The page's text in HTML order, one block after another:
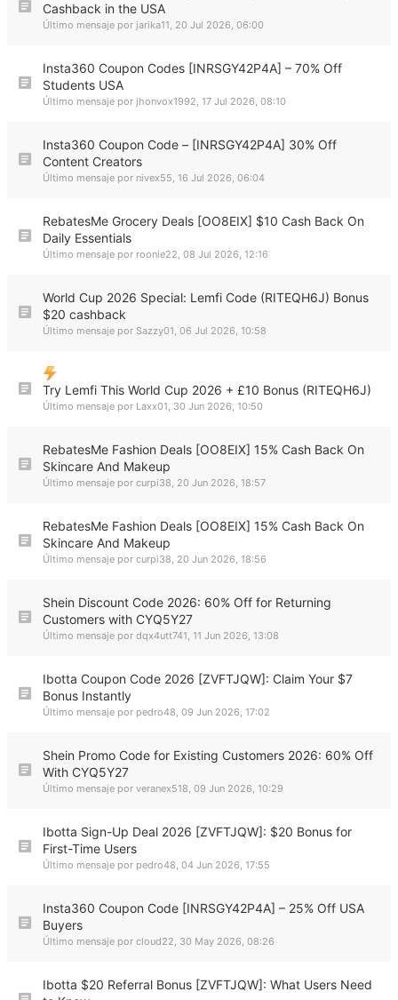
Cashback in the USA
Último mensaje por jarika11, 20 Jul 2026, 06:00
Insta360 Coupon Codes [INRSGY42P4A] – 70% Off
Students USA
Último mensaje por jhonvox1992, 17 Jul 2026, 08:10
Insta360 Coupon Code – [INRSGY42P4A] 30% Off
Content Creators
Último mensaje por nivex55, 16 Jul 2026, 06:04
RebatesMe Grocery Deals [OO8EIX] $10 Cash Back On
Daily Essentials
Último mensaje por roonie22, 08 Jul 2026, 12:16
World Cup 2026 Special: Lemfi Code (RITEQH6J) Bonus
$20 cashback
Último mensaje por Sazzy01, 06 Jul 2026, 10:58
Try Lemfi This World Cup 2026 + £10 Bonus (RITEQH6J)
Último mensaje por Laxx01, 30 Jun 2026, 10:50
RebatesMe Fashion Deals [OO8EIX] 15% Cash Back On
Skincare And Makeup
Último mensaje por curpi38, 20 Jun 2026, 18:57
RebatesMe Fashion Deals [OO8EIX] 15% Cash Back On
Skincare And Makeup
Último mensaje por curpi38, 20 Jun 2026, 18:56
Shein Discount Code 2026: 60% Off for Returning
Customers with CYQ5Y27
Último mensaje por dqx4utt741, 11 Jun 2026, 13:08
Ibotta Coupon Code 2026 [ZVFTJQW]: Claim Your $7
Bonus Instantly
Último mensaje por pedro48, 09 Jun 2026, 17:02
Shein Promo Code for Existing Customers 2026: 60% Off
With CYQ5Y27
Último mensaje por veranex518, 09 Jun 2026, 10:29
Ibotta Sign-Up Deal 2026 [ZVFTJQW]: $20 Bonus for
First-Time Users
Último mensaje por pedro48, 04 Jun 2026, 17:55
Insta360 Coupon Code [INRSGY42P4A] – 25% Off USA
Buyers
Último mensaje por cloud22, 30 May 2026, 08:26
Ibotta $20 Referral Bonus [ZVFTJQW]: What Users Need